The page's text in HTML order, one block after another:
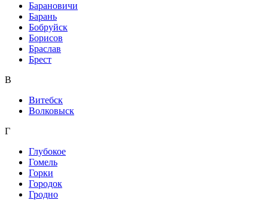
Барановичи
Барань
Бобруйск
Борисов
Браслав
Брест
В
Витебск
Волковыск
Г
Глубокое
Гомель
Горки
Городок
Гродно